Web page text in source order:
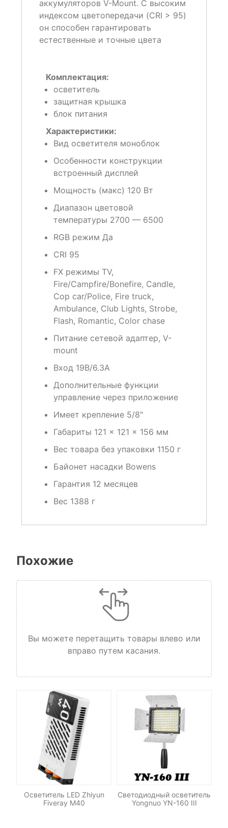
аккумуляторов V-Mount. С высоким
индексом цветопередачи (CRI > 95)
он способен гарантировать
естественные и точные цвета
Комплектация:
осветитель
защитная крышка
блок питания
Характеристики:
Вид осветителя моноблок
Особенности конструкции
встроенный дисплей
Мощность (макс) 120 Вт
Диапазон цветовой
температуры 2700 — 6500
RGB режим Да
CRI 95
FX режимы TV,
Fire/Campfire/Bonefire, Candle,
Cop car/Police, Fire truck,
Ambulance, Club Lights, Strobe,
Flash, Romantic, Color chase
Питание сетевой адаптер, V-
mount
Вход 19В/6.3А
Дополнительные функции
управление через приложение
Имеет крепление 5/8″
Габариты 121 × 121 × 156 мм
Вес товара без упаковки 1150 г
Байонет насадки Bowens
Гарантия 12 месяцев
Вес 1388 г
Похожие
Вы можете перетащить товары влево или
вправо путем касания.
Осветитель LED Zhiyun
Fiveray M40
Светодиодный осветитель
Yongnuo YN-160 III